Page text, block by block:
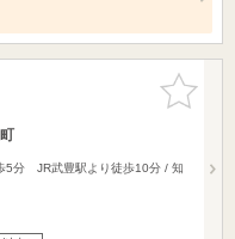
お気に入
りに追加
5分 JR武豊駅より徒歩10分 / 知